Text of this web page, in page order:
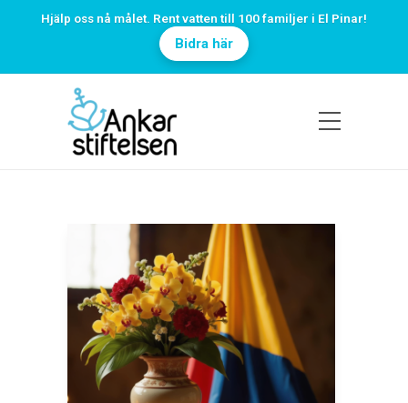
Hjälp oss nå målet. Rent vatten till 100 familjer i El Pinar!
Bidra här